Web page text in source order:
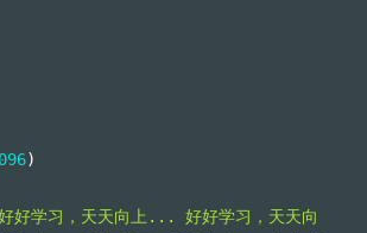
)
好学习，天天向上... 好好学习，天天向